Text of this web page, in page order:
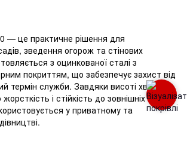
— це практичне рішення для
зведення огорож та стінових
з оцинкованої сталі з
покриттям, що забезпечує захист від
термін служби. Завдяки висоті хвилі 20
і стійкість до зовнішніх
у приватному та